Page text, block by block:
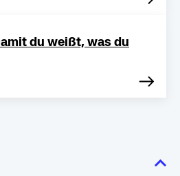
du weißt, was du